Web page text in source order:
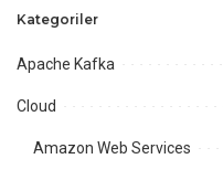
Kategoriler
Apache Kafka
Cloud
Amazon Web Services